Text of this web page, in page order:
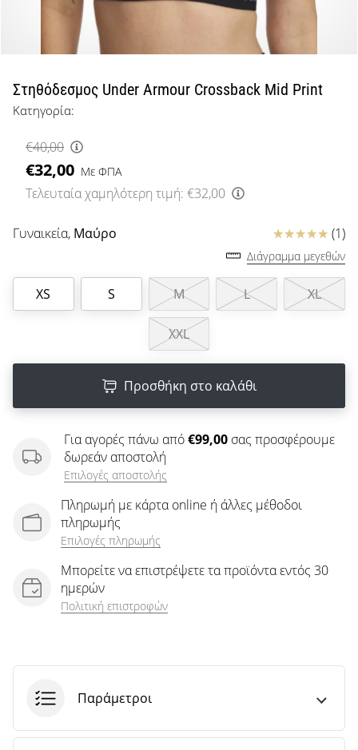
μπάσκετ
μπάσκετ
όπως
εμείς;
μαζί
μας
ως
πρεσβευτής
μάρκας
άρθρων
Στηθόδεσμος Under Armour Crossback Mid Print
Κατηγορία:
€40,00
€32,00 Με ΦΠΑ
Τελευταία χαμηλότερη τιμή: €32,00
Γυναικεία, Μαύρο Κριτικές (1)
Διάγραμμα μεγεθών
XS S M L XL
XXL
Προσθήκη στο καλάθι
Για αγορές πάνω από€99,00 σας προσφέρουμε
δωρεάν αποστολή
Επιλογές αποστολής
Πληρωμή με κάρτα online ή άλλες μέθοδοι
πληρωμής
Επιλογές πληρωμής
Μπορείτε να επιστρέψετε τα προϊόντα εντός 30
ημερών
Πολιτική επιστροφών
Παράμετροι